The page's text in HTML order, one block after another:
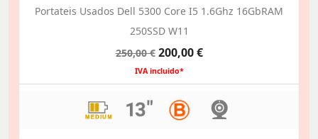
Portateis Usados Dell 5300 Core I5 1.6Ghz 16GbRAM
250SSD W11
Preço
normal
250,00 € Preço
200,00 €
IVA incluido*